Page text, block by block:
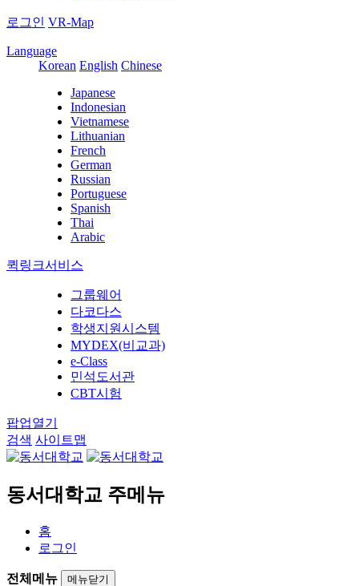
로그인 VR-Map
Language
Korean English Chinese
Japanese
Indonesian
Vietnamese
Lithuanian
French
German
Russian
Portuguese
Spanish
Thai
Arabic
퀵링크서비스
그룹웨어
다코다스
학생지원시스템
MYDEX(비교과)
e-Class
민석도서관
CBT시험
팝업열기
검색 사이트맵
동서대학교 주메뉴
홈
로그인
전체메뉴 메뉴닫기